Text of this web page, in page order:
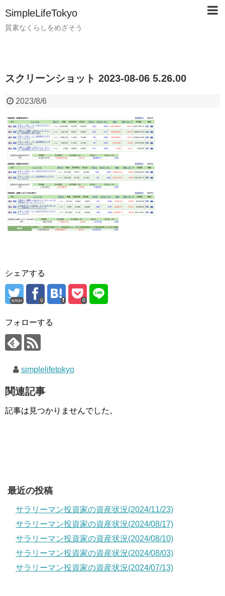
SimpleLifeTokyo
質素なくらしをめざそう
スクリーンショット 2023-08-06 5.26.00
2023/8/6
シェアする
error 0 0
フォローする
simplelifetokyo
関連記事
記事は見つかりませんでした。
最近の投稿
サラリーマン投資家の資産状況(2024/11/23)
サラリーマン投資家の資産状況(2024/08/17)
サラリーマン投資家の資産状況(2024/08/10)
サラリーマン投資家の資産状況(2024/08/03)
サラリーマン投資家の資産状況(2024/07/13)